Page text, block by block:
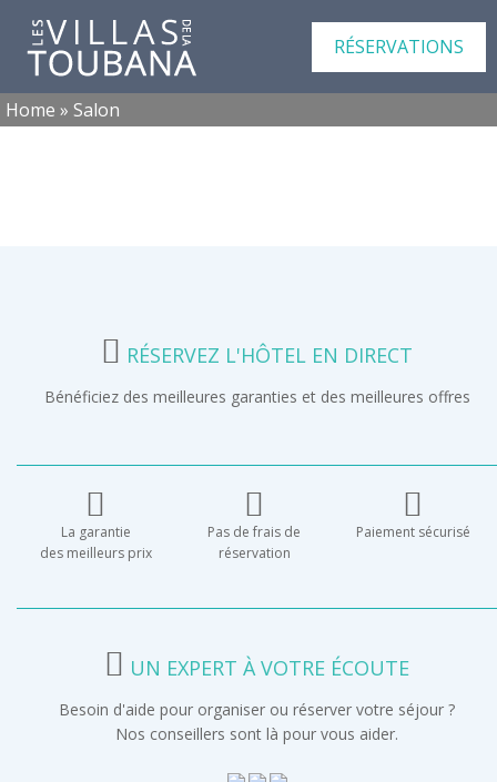
RÉSERVATIONS
Home » Salon
RÉSERVEZ L'HÔTEL EN DIRECT
Bénéficiez des meilleures garanties et des meilleures offres
La garantie
des meilleurs prix
Pas de frais de
réservation
Paiement sécurisé
UN EXPERT À VOTRE ÉCOUTE
Besoin d'aide pour organiser ou réserver votre séjour ?
Nos conseillers sont là pour vous aider.